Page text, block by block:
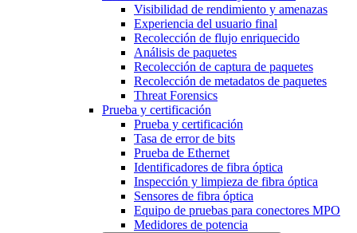
Visibilidad de rendimiento y amenazas
Experiencia del usuario final
Recolección de flujo enriquecido
Análisis de paquetes
Recolección de captura de paquetes
Recolección de metadatos de paquetes
Threat Forensics
Prueba y certificación
Prueba y certificación
Tasa de error de bits
Prueba de Ethernet
Identificadores de fibra óptica
Inspección y limpieza de fibra óptica
Sensores de fibra óptica
Equipo de pruebas para conectores MPO
Medidores de potencia